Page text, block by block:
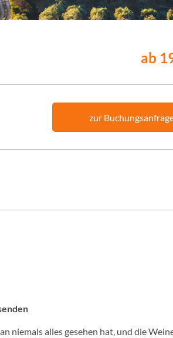
ab
zur
niemals alles gesehen hat, und die